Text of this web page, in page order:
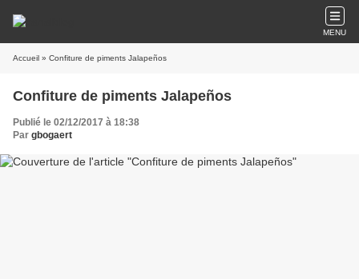
MENU
Accueil » Confiture de piments Jalapeños
Confiture de piments Jalapeños
Publié le 02/12/2017 à 18:38
Par gbogaert